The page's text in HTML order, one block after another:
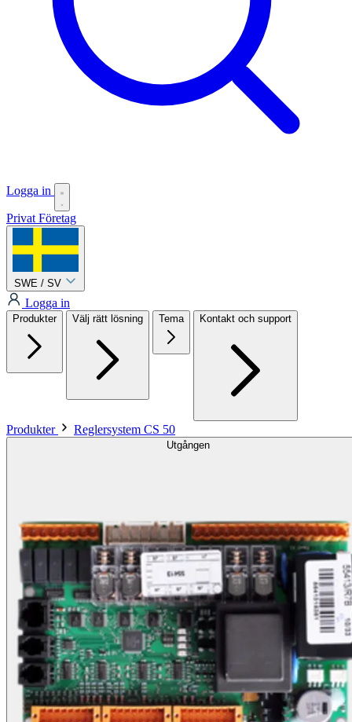
Logga in
Privat Företag
SWE / SV
Logga in
Produkter Välj rätt lösning Tema Kontakt och support
Produkter Reglersystem CS 50
Utgången